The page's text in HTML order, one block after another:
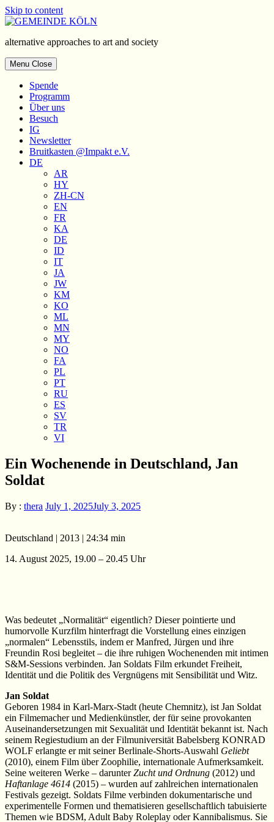
Skip to content
alternative approaches to art and society
Menu Close
Spende
Programm
Über uns
Besuch
IG
Newsletter
Bruitkasten @Impakt e.V.
DE
AR
HY
ZH-CN
EN
FR
KA
DE
ID
IT
JA
JW
KM
KO
ML
MN
MY
NO
FA
PL
PT
RU
ES
SV
TR
VI
Ein Wochenende in Deutschland, Jan
Soldat
By : thera July 1, 2025July 3, 2025
Deutschland | 2013 | 24:34 min
14. August 2025, 19.00 – 20.45 Uhr
Was bedeutet „Normalität“ eigentlich? Dieser pointierte und
humorvolle Kurzfilm hinterfragt die Vorstellung eines einzigen
„normalen“ Lebensstils, indem er Manfred, Jürgen und ihre
Freundin Rosi begleitet – die ihre ruhigen Wochenenden mit intimen
S&M-Sessions verbinden. Jan Soldats Film erkundet Freiheit,
Identität und die Politik des Vergnügens mit Sensibilität und Witz.
Jan Soldat
Geboren 1984 in Karl-Marx-Stadt (heute Chemnitz), ist Jan Soldat
ein Filmemacher und Medienkünstler, der für seine provokanten
Auseinandersetzungen mit Sexualität und Identität bekannt ist. Nach
seinem Regiestudium an der Filmuniversität Babelsberg KONRAD
WOLF erlangte er mit seiner Berlinale-Shorts-Auswahl Geliebt
(2010), einem Film über Zoophilie, internationale Aufmerksamkeit.
Seine weiteren Werke – darunterZucht und Ordnung (2012) und
Haftanlage 4614 (2015) – wurden auf zahlreichen internationalen
Festivals gezeigt. Soldats Filme verbinden dokumentarische und
experimentelle Formen und thematisieren gesellschaftlich tabuisierte
Themen wie BDSM, Adult Baby Roleplay oder Kannibalismus. Sie